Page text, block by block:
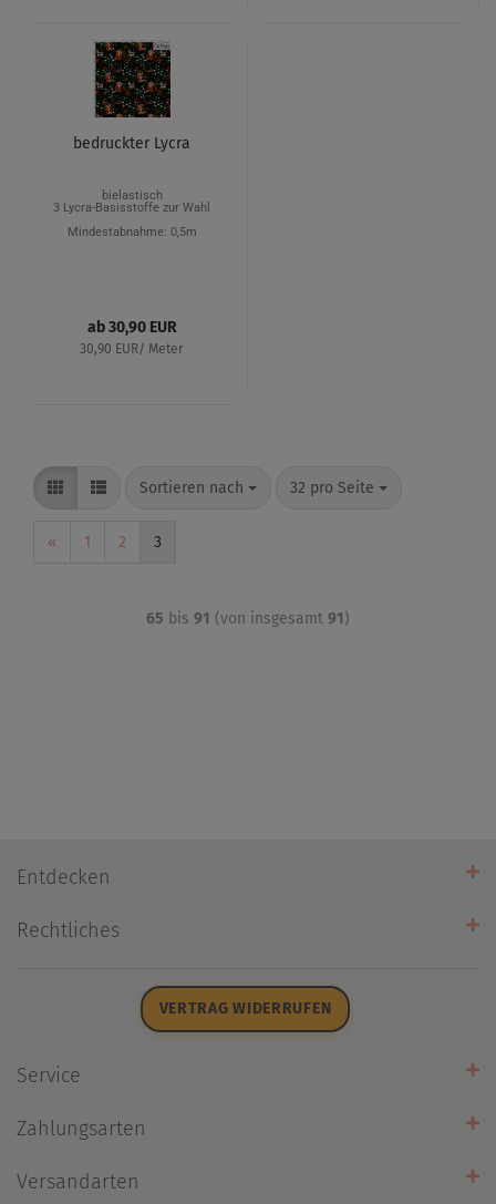
bedruckter Lycra
bielastisch
3 Lycra-Basisstoffe zur Wahl
Mindestabnahme: 0,5m
ab 30,90 EUR
30,90 EUR/ Meter
Sortieren nach 32 pro Seite
« 1 2 3
65 bis 91 (von insgesamt 91)
Entdecken
Öffnungszeiten
Rechtliches
VERTRAG WIDERRUFEN
Service
Rückrufservice
Umtausch/Rücksendung
Zahlungsarten
Versandarten